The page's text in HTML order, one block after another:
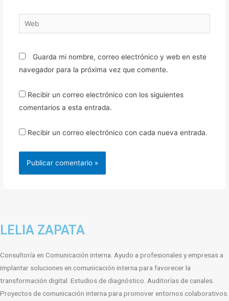
Web
Guarda mi nombre, correo electrónico y web en este
navegador para la próxima vez que comente.
Recibir un correo electrónico con los siguientes
comentarios a esta entrada.
Recibir un correo electrónico con cada nueva entrada.
LELIA ZAPATA
Consultoría en Comunicación interna. Ayudo a profesionales y empresas a
implantar soluciones en comunicación interna para favorecer la
transformación digital. Estudios de diagnóstico. Auditorías de canales.
Proyectos de comunicación interna para promover entornos colaborativos.